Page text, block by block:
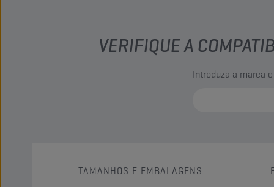
VERIFIQUE A
Introduza a marca
TAMANHOS E EMBALAGENS